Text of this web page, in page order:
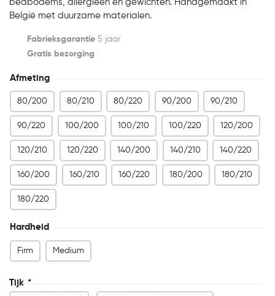
bedbodems, allergieën en gewichten. Handgemaakt in
België met duurzame materialen.
Fabrieksgarantie 5 jaar
Gratis bezorging
Afmeting
80/200 80/210 80/220 90/200 90/210
90/220 100/200 100/210 100/220 120/200
120/210 120/220 140/200 140/210 140/220
160/200 160/210 160/220 180/200 180/210
180/220
Hardheid
Firm Medium
Tijk *